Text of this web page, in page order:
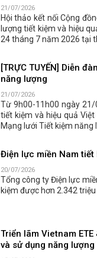
21/07/2026
Hội thảo kết nối Cộng
lượng tiết kiệm và hiệu
24 tháng 7 năm 2026 tại
[TRỰC TUYẾN] Diễn
năng lượng
21/07/2026
Từ 9h00-11h00 ngày
tiết kiệm và hiệu quả
Mạng lưới Tiết kiệm năng
Điện lực miền Nam tiết
20/07/2026
Tổng công ty Điện lực
kiệm được hơn 2.342
Triển lãm Vietnam
và sử dụng năng lượng